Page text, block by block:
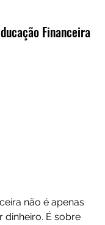
Financeira
não é apenas
dinheiro. É sobre